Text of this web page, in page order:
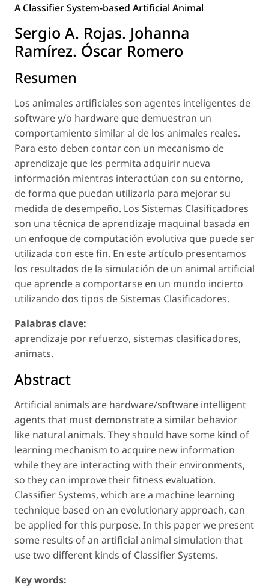
A Classifier System-based Artificial Animal
Sergio A. Rojas. Johanna
Ramírez. Óscar Romero
Resumen
Los animales artificiales son agentes inteligentes de
software y/o hardware que demuestran un
comportamiento similar al de los animales reales.
Para esto deben contar con un mecanismo de
aprendizaje que les permita adquirir nueva
información mientras interactúan con su entorno,
de forma que puedan utilizarla para mejorar su
medida de desempeño. Los Sistemas Clasificadores
son una técnica de aprendizaje maquinal basada en
un enfoque de computación evolutiva que puede ser
utilizada con este fin. En este artículo presentamos
los resultados de la simulación de un animal artificial
que aprende a comportarse en un mundo incierto
utilizando dos tipos de Sistemas Clasificadores.
Palabras clave:
aprendizaje por refuerzo, sistemas clasificadores,
animats.
Abstract
Artificial animals are hardware/software intelligent
agents that must demonstrate a similar behavior
like natural animals. They should have some kind of
learning mechanism to acquire new information
while they are interacting with their environments,
so they can improve their fitness evaluation.
Classifier Systems, which are a machine learning
technique based on an evolutionary approach, can
be applied for this purpose. In this paper we present
some results of an artificial animal simulation that
use two different kinds of Classifier Systems.
Key words: